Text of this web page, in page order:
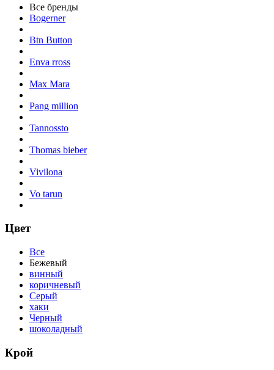
Все бренды
Bogerner
Btn Button
Enva rross
Max Mara
Pang million
Tannossto
Thomas bieber
Vivilona
Vo tarun
Цвет
Все
Бежевый
винный
коричневый
Серый
хаки
Черный
шоколадный
Крой